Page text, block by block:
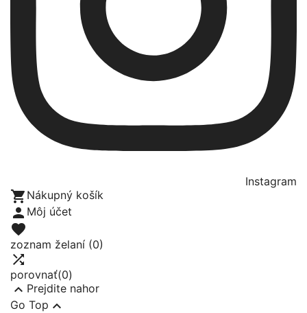
Instagram
 Nákupný košík
 Môj účet

zoznam želaní (0)

porovnať(0)
 Prejdite nahor
Go Top 